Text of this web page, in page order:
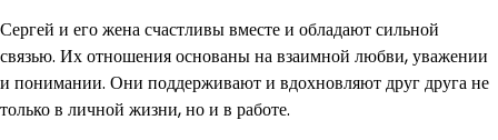
Сергей и его жена счастливы вместе и обладают сильной
связью. Их отношения основаны на взаимной любви, уважении
и понимании. Они поддерживают и вдохновляют друг друга не
только в личной жизни, но и в работе.